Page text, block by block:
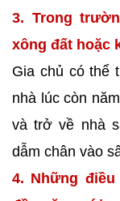
3. Trong
xông đất hoặc
Gia chủ có thể
nhà lúc còn
và trở về nhà
dẫm chân vào
4. Những